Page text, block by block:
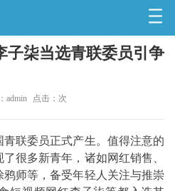
子柒当选青联委员引争
admin 点击： 次
青联委员正式产生。值得注意的
很多新青年，诸如网红销售、
师等，备受年轻人关注与推崇